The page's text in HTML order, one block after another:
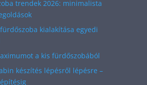
trendek 2026: minimalista
kialakítása egyedi
a kis fürdőszobából
készítés lépésről lépésre –